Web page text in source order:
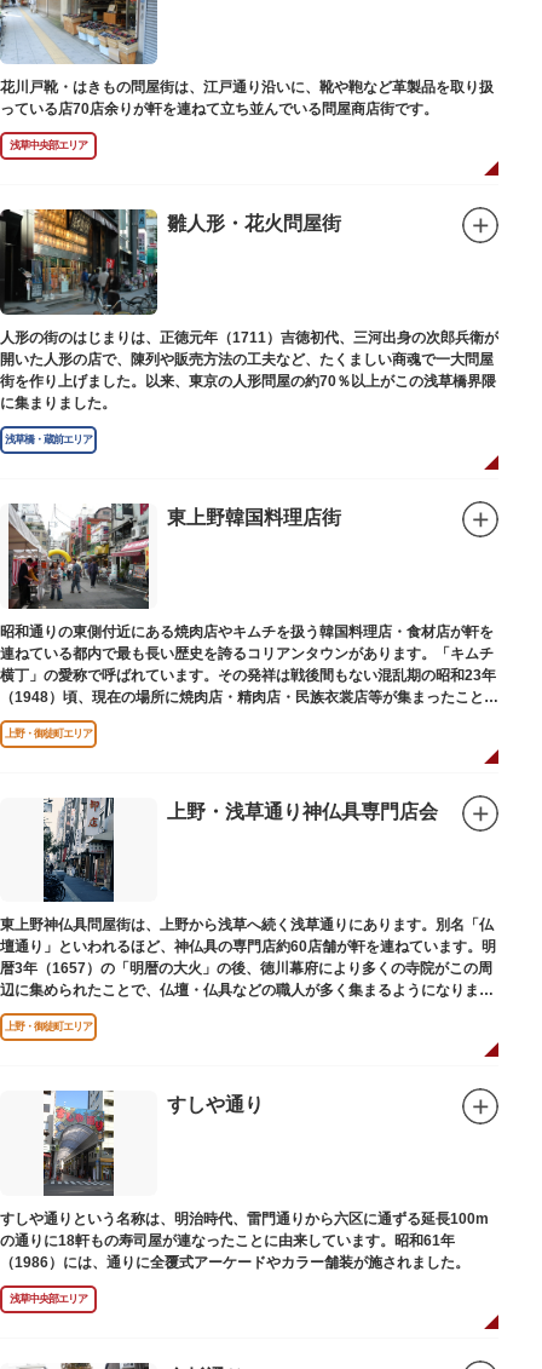
花川戸靴・はきもの問屋街は、江戸通り沿いに、靴や鞄など革製品を取り扱
っている店70店余りが軒を連ねて立ち並んでいる問屋商店街です。
浅草中央部エリア
雛人形・花火問屋街
人形の街のはじまりは、正徳元年（1711）吉徳初代、三河出身の次郎兵衛が
開いた人形の店で、陳列や販売方法の工夫など、たくましい商魂で一大問屋
街を作り上げました。以来、東京の人形問屋の約70％以上がこの浅草橋界隈
に集まりました。
浅草橋・蔵前エリア
東上野韓国料理店街
昭和通りの東側付近にある焼肉店やキムチを扱う韓国料理店・食材店が軒を
連ねている都内で最も長い歴史を誇るコリアンタウンがあります。「キムチ
横丁」の愛称で呼ばれています。その発祥は戦後間もない混乱期の昭和23年
（1948）頃、現在の場所に焼肉店・精肉店・民族衣裳店等が集まったことに
端を発しています。
上野・御徒町エリア
上野・浅草通り神仏具専門店会
東上野神仏具問屋街は、上野から浅草へ続く浅草通りにあります。別名「仏
壇通り」といわれるほど、神仏具の専門店約60店舗が軒を連ねています。明
暦3年（1657）の「明暦の大火」の後、徳川幕府により多くの寺院がこの周
辺に集められたことで、仏壇・仏具などの職人が多く集まるようになりまし
た。
上野・御徒町エリア
すしや通り
すしや通りという名称は、明治時代、雷門通りから六区に通ずる延長100m
の通りに18軒もの寿司屋が連なったことに由来しています。昭和61年
（1986）には、通りに全覆式アーケードやカラー舗装が施されました。
浅草中央部エリア